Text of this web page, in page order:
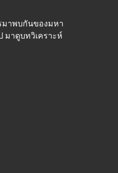
มาพบกันของมหา
มาดูบทวิเคราะห์